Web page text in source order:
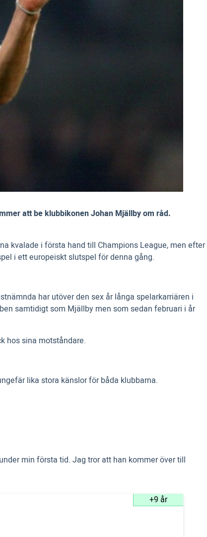
att be klubbikonen Johan Mjällby om råd.
kvalade i första hand till Champions League, men efter
i ett europeiskt slutspel för denna gång.
har utöver den sex år långa spelarkarriären i
samtidigt som Mjällby men som sedan februari i år
hos sina motståndare.
lika stora känslor för båda klubbarna.
min första tid. Jag tror att han kommer över till
+9 år